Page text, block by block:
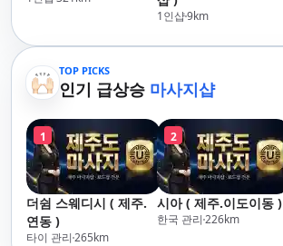
1인샵9km
TOP PICKS
인기 급상승 마사지샵
1
더쉼 스웨디시 ( 제주.
연동 )
타이 관리 265km
2
시아 ( 제주.이도이동 )
한국 관리 226km